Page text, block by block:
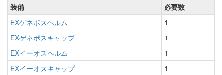
装備
必要数
EXゲネポスヘルム
1
EXゲネポスキャップ
1
EXイーオスヘルム
1
EXイーオスキャップ
1